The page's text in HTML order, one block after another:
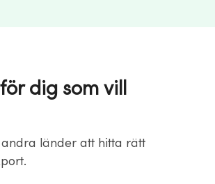
dig som vill
länder att hitta rätt